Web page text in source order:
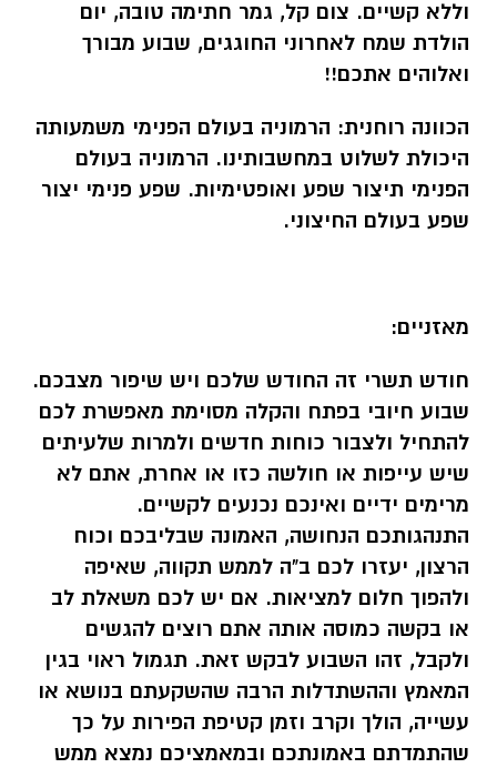
וללא קשיים. צום קל, גמר חתימה טובה, יום
הולדת שמח לאחרוני החוגגים, שבוע מבורך
ואלוהים אתכם!!
הכוונה רוחנית: הרמוניה בעולם הפנימי משמעותה
היכולת לשלוט במחשבותינו. הרמוניה בעולם
הפנימי תיצור שפע ואופטימיות. שפע פנימי יצור
שפע בעולם החיצוני.
מאזניים:
חודש תשרי זה החודש שלכם ויש שיפור מצבכם.
שבוע חיובי בפתח והקלה מסוימת מאפשרת לכם
להתחיל ולצבור כוחות חדשים ולמרות שלעיתים
שיש עייפות או חולשה כזו או אחרת, אתם לא
מרימים ידיים ואינכם נכנעים לקשיים.
התנהגותכם הנחושה, האמונה שבליבכם וכוח
הרצון, יעזרו לכם ב"ה לממש תקווה, שאיפה
ולהפוך חלום למציאות. אם יש לכם משאלת לב
או בקשה כמוסה אותה אתם רוצים להגשים
ולקבל, זהו השבוע לבקש זאת. תגמול ראוי בגין
המאמץ וההשתדלות הרבה שהשקעתם בנושא או
עשייה, הולך וקרב וזמן קטיפת הפירות על כך
שהתמדתם באמונתכם ובמאמציכם נמצא ממש